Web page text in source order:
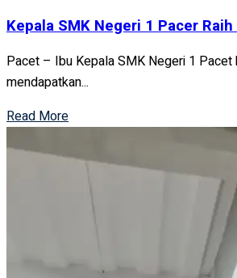
Kepala SMK Negeri 1 Pacer
Pacet – Ibu Kepala SMK Negeri 1 Pacet
mendapatkan...
Read More